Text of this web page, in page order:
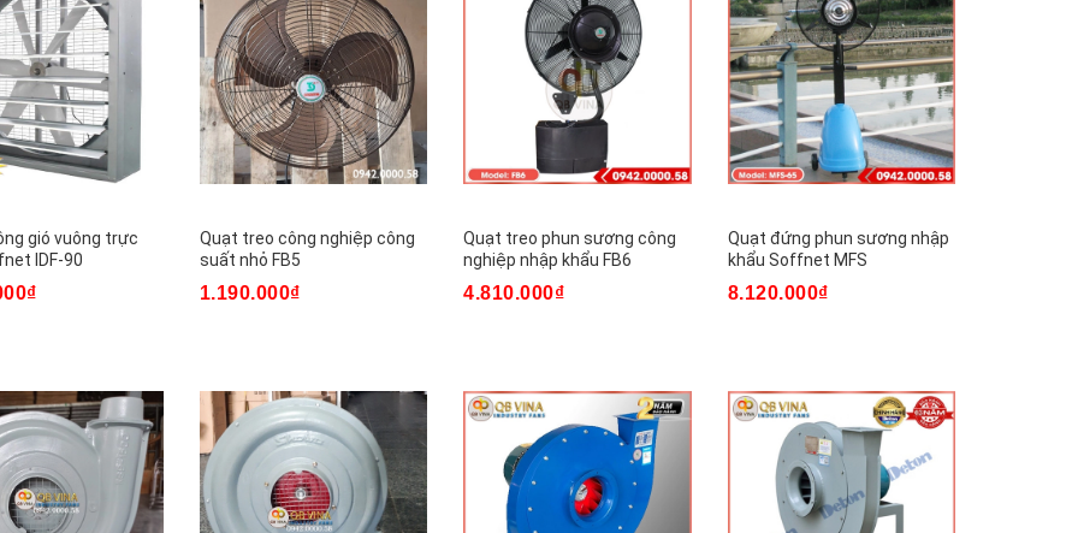
gió vuông trực
IDF-90
Quạt treo công nghiệp công
suất nhỏ FB5
1.190.000₫
Quạt treo phun sương công
nghiệp nhập khẩu FB6
4.810.000₫
Quạt đứng phun sương nhập
khẩu Soffnet MFS
8.120.000₫